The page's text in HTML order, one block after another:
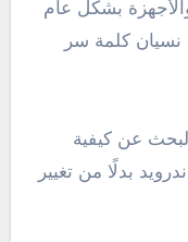
بشكل عام
نسيان كلمة سر
عن كيفية
بدلًا من تغيير